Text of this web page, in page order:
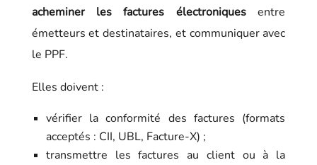
acheminer les factures électroniquesentre
émetteurs et destinataires, et communiquer avec
le PPF.
Elles doivent :
vérifier la conformité des factures (formats
acceptés : CII, UBL, Facture-X) ;
transmettre les factures au client ou à la